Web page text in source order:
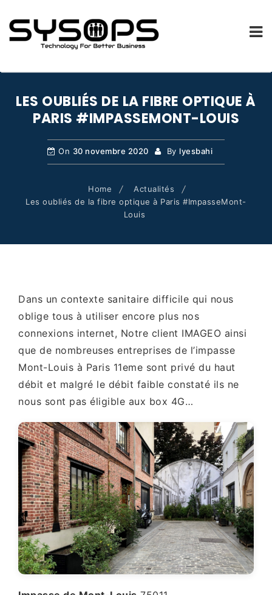
contentLES OUBLIÉS DE LA FIBRE OPTIQUE À
PARIS #IMPASSEMONT-LOUIS
On 30 novembre 2020 By lyesbahi
Home
Actualités
Les oubliés de la fibre optique à Paris #ImpasseMont-
Louis
Dans un contexte sanitaire difficile qui nous
oblige tous à utiliser encore plus nos
connexions internet, Notre client IMAGEO ainsi
que de nombreuses entreprises de l’impasse
Mont-Louis à Paris 11eme sont privé du haut
débit et malgré le débit faible constaté ils ne
nous sont pas éligible aux box 4G…